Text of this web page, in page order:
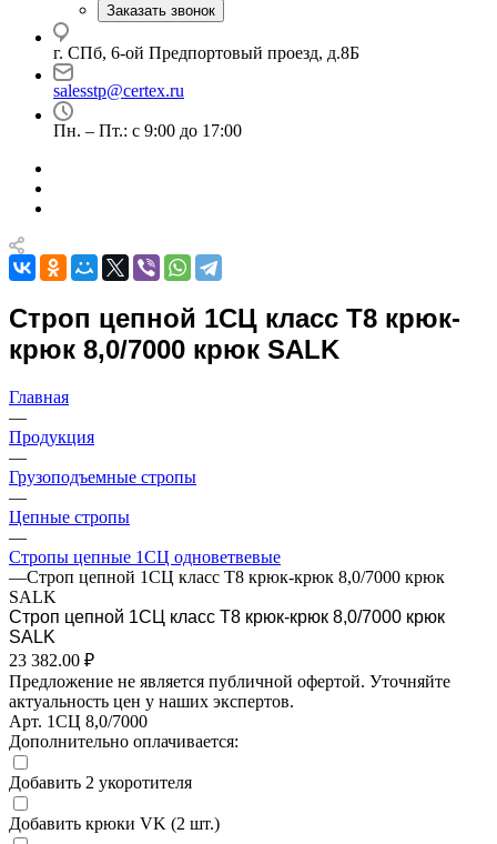
Заказать звонок
г. СПб, 6-ой Предпортовый проезд, д.8Б
salesstp@certex.ru
Пн. – Пт.: с 9:00 до 17:00
Строп цепной 1СЦ класс Т8 крюк-
крюк 8,0/7000 крюк SALK
Главная
—
Продукция
—
Грузоподъемные стропы
—
Цепные стропы
—
Стропы цепные 1СЦ одноветвевые
—Строп цепной 1СЦ класс Т8 крюк-крюк 8,0/7000 крюк
SALK
Строп цепной 1СЦ класс Т8 крюк-крюк 8,0/7000 крюк
SALK
23 382.00 ₽
Предложение не является публичной офертой. Уточняйте
актуальность цен у наших экспертов.
Арт. 1СЦ 8,0/7000
Дополнительно оплачивается:
Добавить 2 укоротителя
Добавить крюки VK (2 шт.)